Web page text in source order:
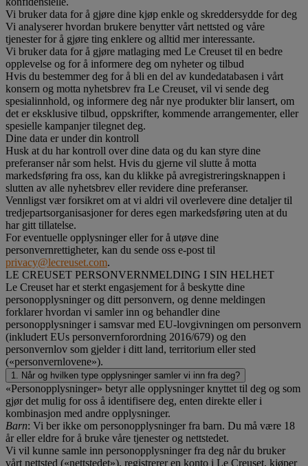
Vi bruker data for å gjøre dine kjøp enkle og skreddersydde for deg
Vi analyserer hvordan brukere benytter vårt nettsted og våre
tjenester for å gjøre ting enklere og alltid mer interessante.
Vi bruker data for å gjøre matlaging med Le Creuset til en bedre
opplevelse og for å informere deg om nyheter og tilbud
Hvis du bestemmer deg for å bli en del av kundedatabasen i vårt
konsern og motta nyhetsbrev fra Le Creuset, vil vi sende deg
spesialinnhold, og informere deg når nye produkter blir lansert, om
det er eksklusive tilbud, oppskrifter, kommende arrangementer, eller
spesielle kampanjer tilegnet deg.
Dine data er under din kontroll
Husk at du har kontroll over dine data og du kan styre dine
preferanser når som helst. Hvis du gjerne vil slutte å motta
markedsføring fra oss, kan du klikke på avregistreringsknappen i
slutten av alle nyhetsbrev eller revidere dine preferanser.
Vennligst vær forsikret om at vi aldri vil overlevere dine detaljer til
tredjepartsorganisasjoner for deres egen markedsføring uten at du
har gitt tillatelse.
For eventuelle opplysninger eller for å utøve dine
personvernrettigheter, kan du sende oss e-post til
privacy@lecreuset.com.
LE CREUSET PERSONVERNMELDING I SIN HELHET
Le Creuset har et sterkt engasjement for å beskytte dine
personopplysninger og ditt personvern, og denne meldingen
forklarer hvordan vi samler inn og behandler dine
personopplysninger i samsvar med EU-lovgivningen om personvern
(inkludert EUs personvernforordning 2016/679) og den
personvernlov som gjelder i ditt land, territorium eller sted
(«personvernlovene»).
1. Når og hvilken type opplysninger samler vi inn fra deg?
«Personopplysninger» betyr alle opplysninger knyttet til deg og som
gjør det mulig for oss å identifisere deg, enten direkte eller i
kombinasjon med andre opplysninger.
Barn: Vi ber ikke om personopplysninger fra barn. Du må være 18
år eller eldre for å bruke våre tjenester og nettstedet.
Vi vil kunne samle inn personopplysninger fra deg når du bruker
vårt nettsted («nettstedet»), registrerer en konto i Le Creuset, kjøper